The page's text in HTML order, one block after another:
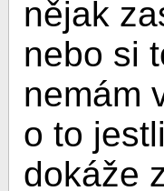
nějak
nebo si
nemám
o to
dokáže